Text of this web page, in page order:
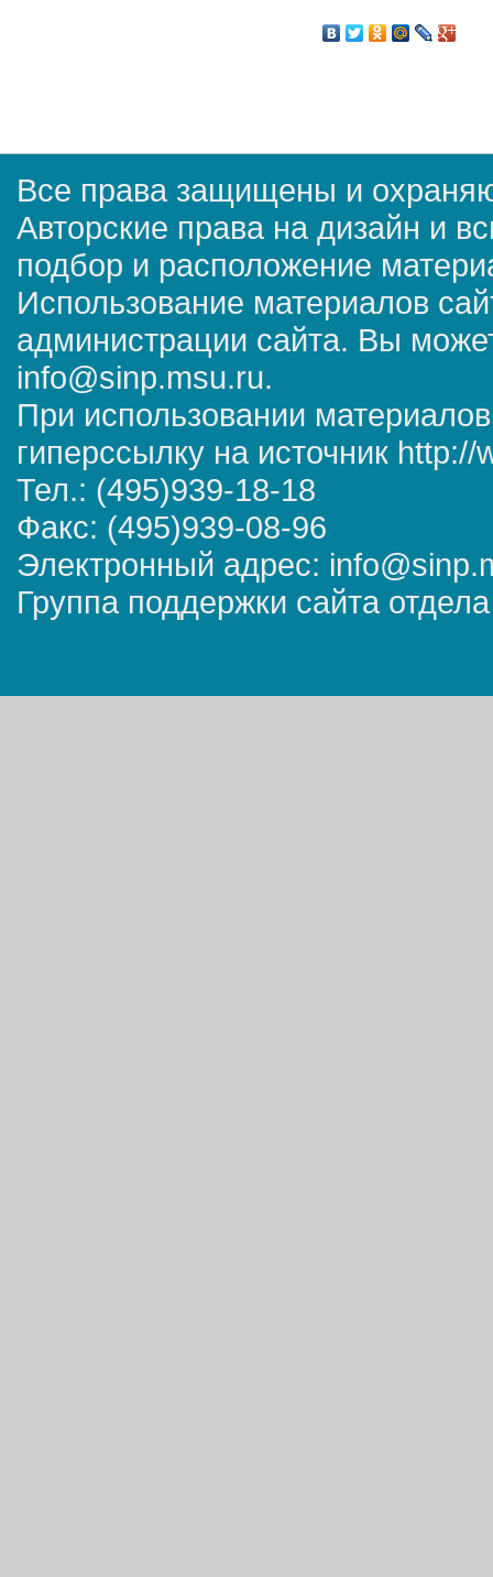
Все права защищены и
Авторские права на дизайн и
подбор и расположение
Использование материалов
администрации сайта. Вы
info@sinp.msu.ru.
При использовании
гиперссылку на источник
Тел.: (495)939-18-18
Факс: (495)939-08-96
Электронный адрес:
Группа поддержки сайта